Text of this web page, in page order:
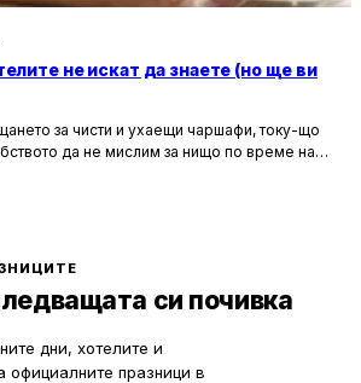
не искат да знаете (но ще ви
за чисти и ухаещи чаршафи, току-що
да не мислим за нищо по време на
си почивка
дни, хотелите и
официалните празници в